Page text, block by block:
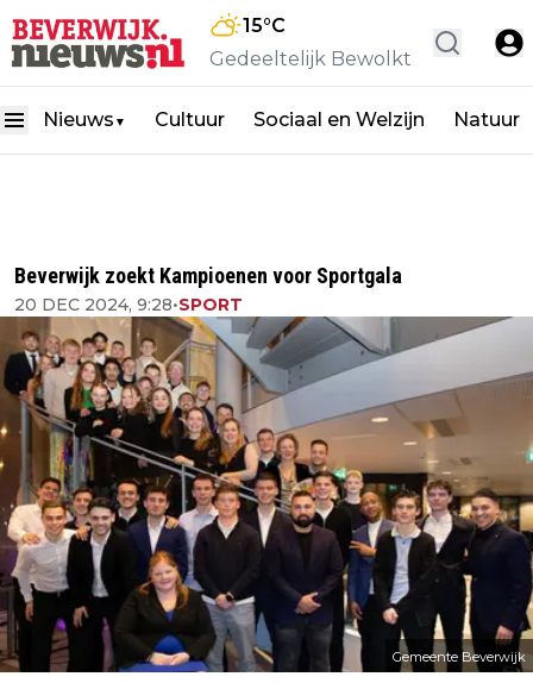
15°C
Gedeeltelijk Bewolkt
Nieuws ▼ Cultuur Sociaal en Welzijn Natuur
Beverwijk zoekt Kampioenen voor Sportgala
20 DEC 2024, 9:28•SPORT
Gemeente Beverwijk